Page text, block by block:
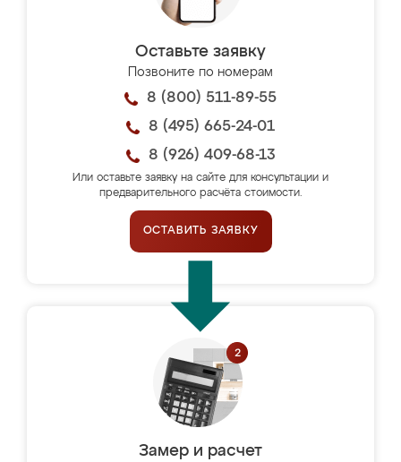
Оставьте заявку
Позвоните по номерам
8 (800) 511-89-55
8 (495) 665-24-01
8 (926) 409-68-13
Или оставьте заявку на сайте для консультации и
предварительного расчёта стоимости.
ОСТАВИТЬ ЗАЯВКУ
Замер и расчет